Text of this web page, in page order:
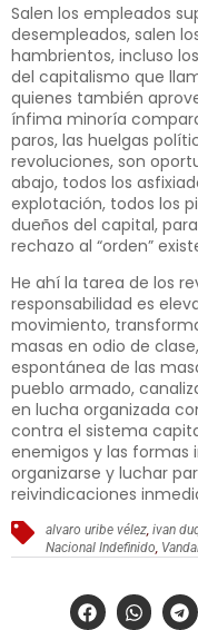
Salen los empleados
desempleados, salen
hambrientos, incluso
del capitalismo que
quienes también
ínfima minoría
paros, las huelgas
revoluciones, son
abajo, todos los
explotación, todos los
dueños del capital,
rechazo al “orden”
He ahí la tarea de los
responsabilidad es
movimiento,
masas en odio de
espontánea de las
pueblo armado,
en lucha organizada
contra el sistema
enemigos y las formas
organizarse y luchar
reivindicaciones
alvaro uribe vélez,ivan
Nacional Indefinido,